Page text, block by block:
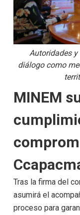
Autoridades y
diálogo como
MINEM
Tras la firma del
asumirá el
proceso para